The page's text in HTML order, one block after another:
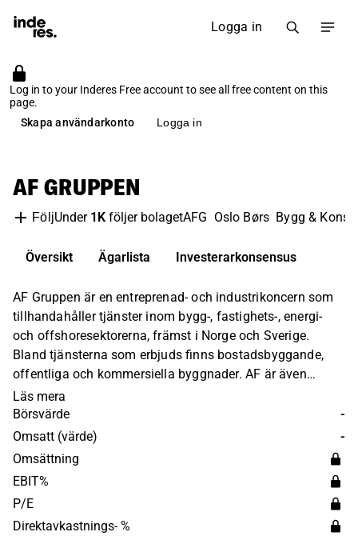
Logga in
Log in to your Inderes Free account to see all free content on this
page.
Skapa användarkonto
Logga in
AF GRUPPEN
FöljUnder 1K följer bolagetAFG Oslo Børs Bygg &
Översikt Ägarlista Investerarkonsensus
AF Gruppen är en entreprenad- och industrikoncern som
tillhandahåller tjänster inom bygg-, fastighets-, energi-
och offshoresektorerna, främst i Norge och Sverige.
Bland tjänsterna som erbjuds finns bostadsbyggande,
offentliga och kommersiella byggnader. AF är även
verksamt inom infrastrukturtjänster, inklusive vägar,
tunnlar, flygplatser, vattenkraft och landanläggningar för
olja och gas. AF Gruppen grundades 1985 och har sitt
huvudkontor i Oslo, Norge.
Läs mera
Börsvärde
-
Omsatt (värde)
-
Omsättning
EBIT%
P/E
Direktavkastnings- %